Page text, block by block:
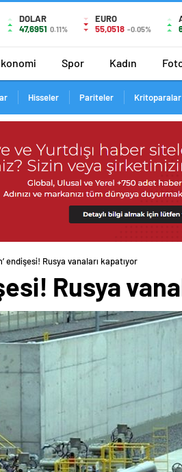
DOLAR
47,6951 0.11%
EURO
55,0518 -0.05%
Spor Kadın
Hisseler Pariteler Kritoparalar
endişesi! Rusya vanaları kapatıyor
Rusya